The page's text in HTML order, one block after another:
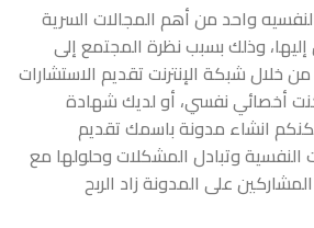
واحد من أهم المجالات السرية
وذلك بسبب نظرة المجتمع إلى
خلال شبكة الإنترنت تقديم الاستشارات
أخصائي نفسي، أو لديك شهادة
انشاء مدونة باسمك تقديم
النفسية وتبادل المشكلات وحلولها مع
على المدونة زاد الربح